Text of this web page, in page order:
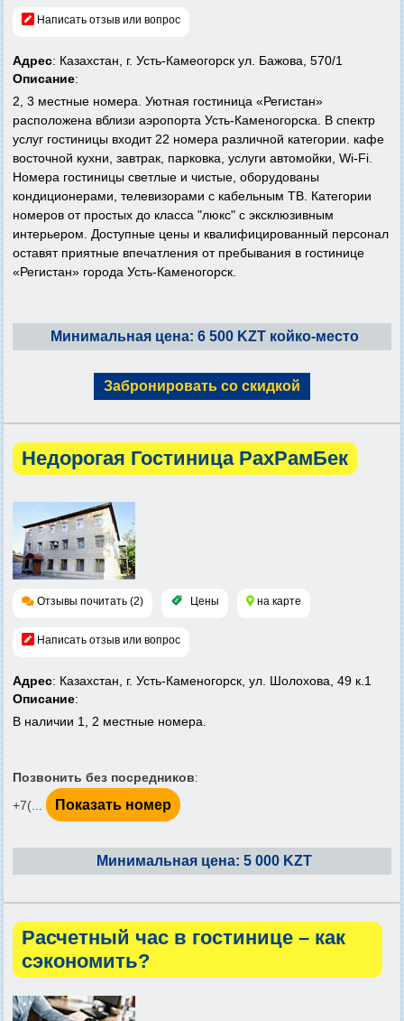
Написать отзыв или вопрос
Адрес: Казахстан, г. Усть-Камеогорск ул. Бажова, 570/1
Описание:
2, 3 местные номера. Уютная гостиница «Регистан»
расположена вблизи аэропорта Усть-Каменогорска. В спектр
услуг гостиницы входит 22 номера различной категории. кафе
восточной кухни, завтрак, парковка, услуги автомойки, Wi-Fi.
Номера гостиницы светлые и чистые, оборудованы
кондиционерами, телевизорами с кабельным ТВ. Категории
номеров от простых до класса "люкс" с эксклюзивным
интерьером. Доступные цены и квалифицированный персонал
оставят приятные впечатления от пребывания в гостинице
«Регистан» города Усть-Каменогорск.
Минимальная цена: 6 500 KZT койко-место
Забронировать со скидкой
Недорогая Гостиница РахРамБек
Отзывы почитать (2) Цены на карте
Написать отзыв или вопрос
Адрес: Казахстан, г. Усть-Каменогорск, ул. Шолохова, 49 к.1
Описание:
В наличии 1, 2 местные номера.
Позвонить без посредников:
+7(...
Показать номер
Минимальная цена: 5 000 KZT
Расчетный час в гостинице – как
сэкономить?